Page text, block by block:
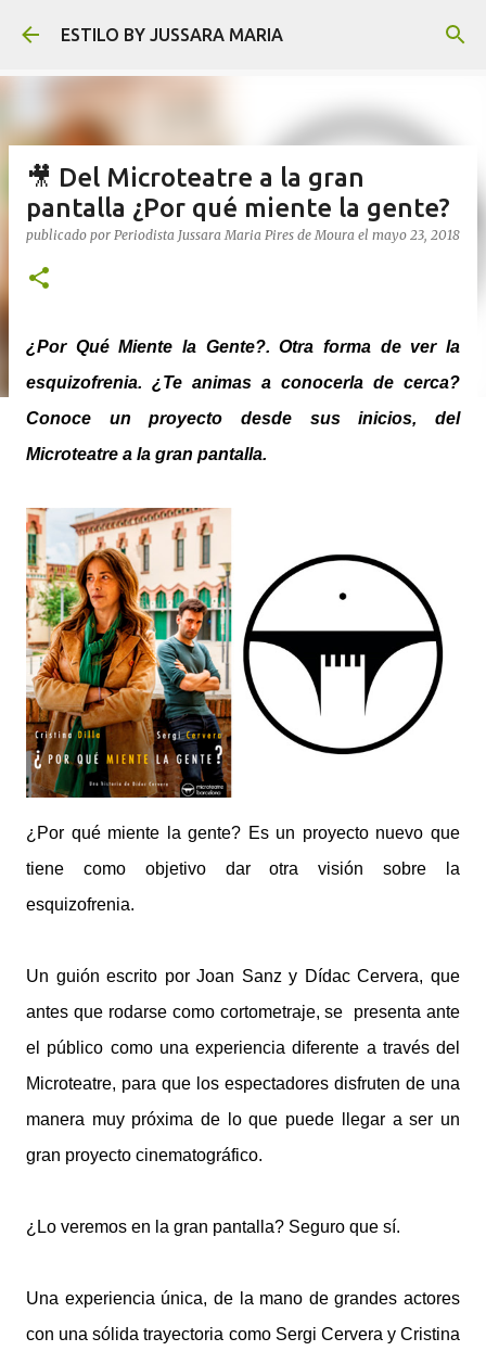
Ir al contenido principal
ESTILO BY JUSSARA MARIA
🎥 Del Microteatre a la gran
pantalla ¿Por qué miente la gente?
publicado por Periodista Jussara Maria Pires de Moura el mayo 23, 2018
¿Por Qué Miente la Gente?.Otra forma de ver la
esquizofrenia. ¿Te animas a conocerla de cerca?
Conoce un proyecto desde sus inicios, del
Microteatre a la gran pantalla.
¿Por qué miente la gente? Es un proyecto nuevo que
tiene como objetivo dar otra visión sobre la
esquizofrenia.
Un guión escrito por Joan Sanz y Dídac Cervera, que
antes que rodarse como cortometraje, se presenta ante
el público como una experiencia diferente a través del
Microteatre, para que los espectadores disfruten de una
manera muy próxima de lo que puede llegar a ser un
gran proyecto cinematográfico.
¿Lo veremos en la gran pantalla? Seguro que sí.
Una experiencia única, de la mano de grandes actores
con una sólida trayectoria como Sergi Cervera y Cristina